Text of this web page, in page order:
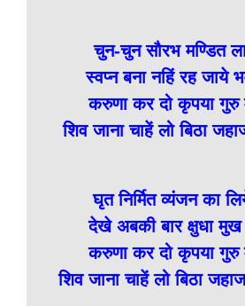
चुन-चुन सौरभ मण्डित
स्वप्न बना नहिं रह
करुणा कर दो कृपया गुरु
शिव जाना चाहें लो बिठा
घृत निर्मित व्यंजन का
देखे अबकी बार क्षुधा मुख
करुणा कर दो कृपया गुरु
शिव जाना चाहें लो बिठा